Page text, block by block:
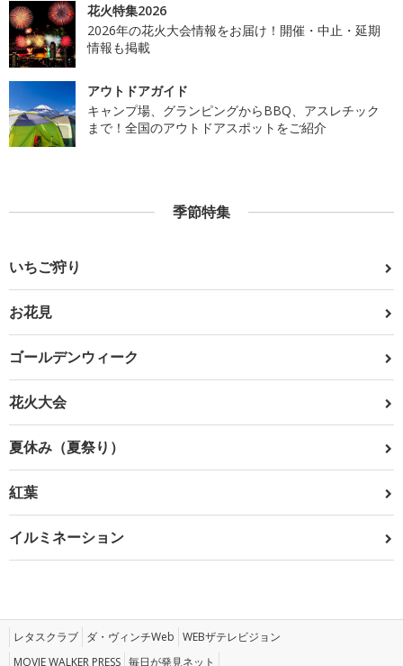
花火特集2026
2026年の花火大会情報をお届け！開催・中止・延期
情報も掲載
アウトドアガイド
キャンプ場、グランピングからBBQ、アスレチック
まで！全国のアウトドアスポットをご紹介
季節特集
いちご狩り
お花見
ゴールデンウィーク
花火大会
夏休み（夏祭り）
紅葉
イルミネーション
レタスクラブ ダ・ヴィンチWeb WEBザテレビジョン
MOVIE WALKER PRESS 毎日が発見ネット